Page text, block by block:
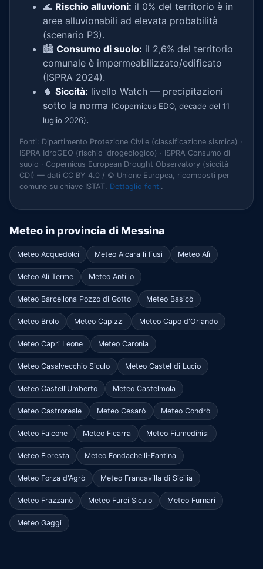
🌊 Rischio alluvioni: il 0% del territorio è in
aree alluvionabili ad elevata probabilità
(scenario P3).
🏙️ Consumo di suolo: il 2,6% del territorio
comunale è impermeabilizzato/edificato
(ISPRA 2024).
🌵 Siccità: livello Watch — precipitazioni
sotto la norma (Copernicus EDO, decade del 11
luglio 2026).
Fonti: Dipartimento Protezione Civile (classificazione sismica) ·
ISPRA IdroGEO (rischio idrogeologico) · ISPRA Consumo di
suolo · Copernicus European Drought Observatory (siccità
CDI) — dati CC BY 4.0 / © Unione Europea, ricomposti per
comune su chiave ISTAT. Dettaglio fonti.
Meteo in provincia di Messina
Meteo Acquedolci Meteo Alcara li Fusi Meteo Alì
Meteo Alì Terme Meteo Antillo
Meteo Barcellona Pozzo di Gotto Meteo Basicò
Meteo Brolo Meteo Capizzi Meteo Capo d'Orlando
Meteo Capri Leone Meteo Caronia
Meteo Casalvecchio Siculo Meteo Castel di Lucio
Meteo Castell'Umberto Meteo Castelmola
Meteo Castroreale Meteo Cesarò Meteo Condrò
Meteo Falcone Meteo Ficarra Meteo Fiumedinisi
Meteo Floresta Meteo Fondachelli-Fantina
Meteo Forza d'Agrò Meteo Francavilla di Sicilia
Meteo Frazzanò Meteo Furci Siculo Meteo Furnari
Meteo Gaggi